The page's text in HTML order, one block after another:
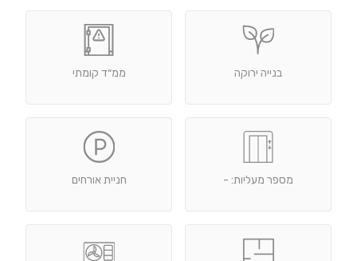
בנייה ירוקה ממ״ד קומתי
מספר מעליות: - חניית אורחים